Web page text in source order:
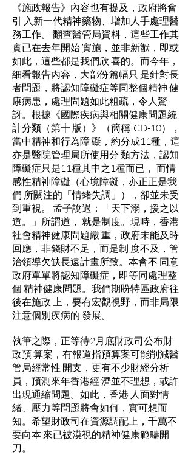
《施政報告》內容也有提及，政府將會
引 入新一代精神藥物、增加人手處理醫
務工作。 翻查醫管局資料，這些工作其
實已在去年開始 實施，並非新猷，即或
如此，這些都是我們欣 喜的。而今年，
細看報告內容，大部份篇幅只 是針對長
者問題，將認知障礙症等同整個精神 健
康病患，處理問題如此粗疏，令人驚
訝。根據《國際疾病與相關健康問題統
計分類（第十 版）》（簡稱ICD-10），
當中精神和行為障 礙，約分成11種，這
亦是醫院管理局所使用分 類方法，認知
障礙症只是11種其中之1種而已， 而情
感性精神障礙（心境障礙，亦正正是我
們 所關注的「情緒失調」），卻並未受
到重視。 孟子說過：「天下溺，援之以
道。」所謂道， 就是制度。現時，香港
社會精神健康問題嚴 重，政府未能及時
回應，非錢財不足，而是制 度不及，管
治領導欠缺長遠計畫所致。本會不 同意
政府單單將認知障礙症，即等同處理整
個 精神健康問題。我們期盼特區政府往
後在施政 上，要有宏觀視野，而非局限
注意個別疾病的 發展。
執筆之際，正等待2月底財政司公布財
政預 算案，有報道指預算案可能削減醫
管局經常性 開支，更有不少財經分析
員，預測來年香港經 濟並不理想，或許
出現通縮問題。如此，香港 人面對情
緒、壓力等問題將會如何，實可想而
知。希望財政司在資源調配上，千萬不
要向本 來已被漠視的精神健康範疇開
刀。